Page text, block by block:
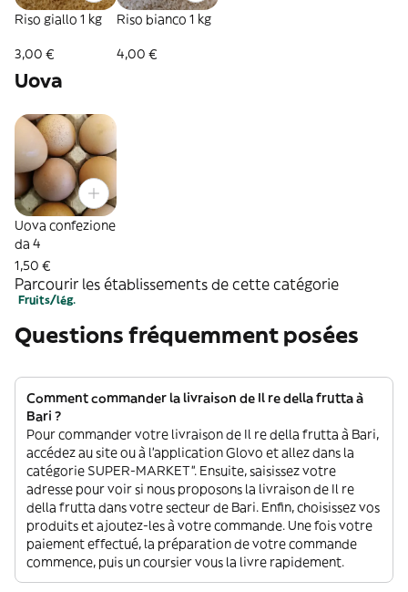
Riso giallo 1 kg
3,00 €
Riso bianco 1 kg
4,00 €
Uova
Uova confezione
da 4
1,50 €
Parcourir les établissements de cette catégorie
Fruits/lég.
Questions fréquemment posées
Comment commander la livraison de Il re della frutta à
Bari ?
Pour commander votre livraison de Il re della frutta à Bari,
accédez au site ou à l'application Glovo et allez dans la
catégorie SUPER-MARKET”. Ensuite, saisissez votre
adresse pour voir si nous proposons la livraison de Il re
della frutta dans votre secteur de Bari. Enfin, choisissez vos
produits et ajoutez-les à votre commande. Une fois votre
paiement effectué, la préparation de votre commande
commence, puis un coursier vous la livre rapidement.